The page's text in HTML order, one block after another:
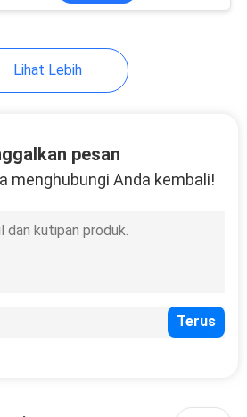
Lihat Lebih
pesan
menghubungi Anda kembali!